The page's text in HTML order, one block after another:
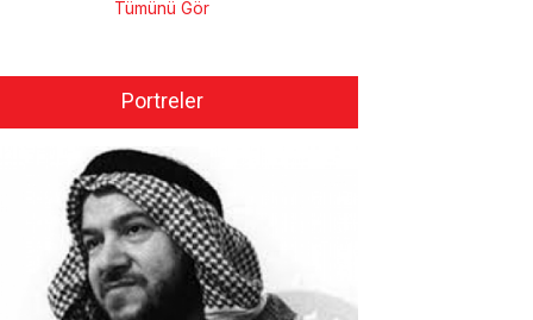
Tümünü Gör
Portreler